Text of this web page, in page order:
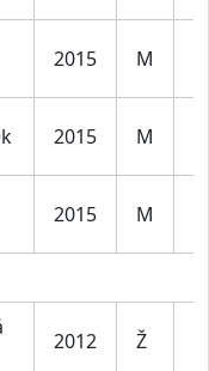
2015 M
2015 M
2015 M
2012 Ž